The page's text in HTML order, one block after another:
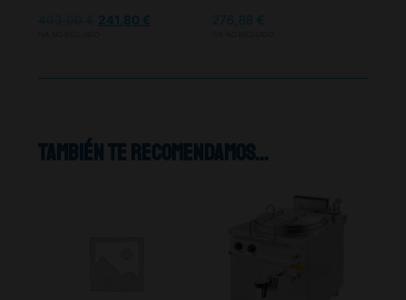
241,80 € 276,88 €
También te recomendamos…